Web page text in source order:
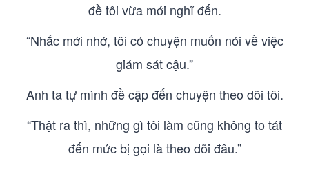
đề tôi vừa mới nghĩ đến.
“Nhắc mới nhớ, tôi có chuyện muốn nói về việc
giám sát cậu.”
Anh ta tự mình đề cập đến chuyện theo dõi tôi.
“Thật ra thì, những gì tôi làm cũng không to tát
đến mức bị gọi là theo dõi đâu.”